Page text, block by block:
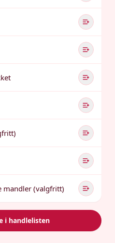
mandler (valgfritt)
i handlelisten